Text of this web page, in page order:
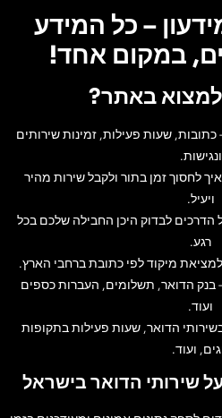
– כל המידע
במקום אחד!
באתר?
כתובות, שעות פעילות, זמינות שירותים
ונגישות.
לחסוך זמן בתור ולקבל שירות מהיר
ויעיל.
הדרכים לבדוק היכן החבילה שלכם בכל
רגע.
למציאת מיקוד לפי כתובת ברחבי הארץ.
בנק הדואר, תשלומים, העברות כספים
ועוד.
בשירותי הדואר, שעות פעילות בתקופות
ועוד.
שירותי הדואר בישראל